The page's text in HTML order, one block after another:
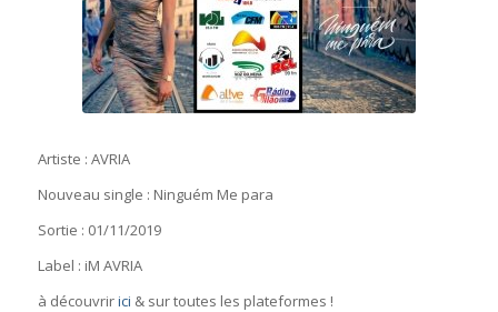
Artiste : AVRIA
Nouveau single : Ninguém Me para
Sortie : 01/11/2019
Label : iM AVRIA
à découvririci & sur toutes les plateformes !